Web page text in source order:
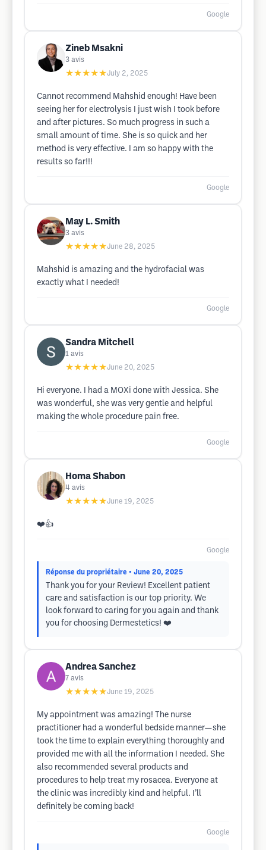
Google
Zineb Msakni
3 avis
★★★★★July 2, 2025
Cannot recommend Mahshid enough! Have been
seeing her for electrolysis I just wish I took before
and after pictures. So much progress in such a
small amount of time. She is so quick and her
method is very effective. I am so happy with the
results so far!!!
Google
May L. Smith
3 avis
★★★★★June 28, 2025
Mahshid is amazing and the hydrofacial was
exactly what I needed!
Google
Sandra Mitchell
1 avis
★★★★★June 20, 2025
Hi everyone. I had a MOXi done with Jessica. She
was wonderful, she was very gentle and helpful
making the whole procedure pain free.
Google
Homa Shabon
4 avis
★★★★★June 19, 2025
❤️👍
Google
Réponse du propriétaire • June 20, 2025
Thank you for your Review! Excellent patient
care and satisfaction is our top priority. We
look forward to caring for you again and thank
you for choosing Dermestetics! ❤️
Andrea Sanchez
7 avis
★★★★★June 19, 2025
My appointment was amazing! The nurse
practitioner had a wonderful bedside manner—she
took the time to explain everything thoroughly and
provided me with all the information I needed. She
also recommended several products and
procedures to help treat my rosacea. Everyone at
the clinic was incredibly kind and helpful. I’ll
definitely be coming back!
Google